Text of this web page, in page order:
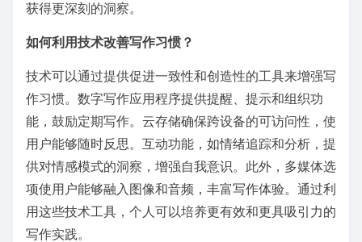
获得更深刻的洞察。
如何利用技术改善写作习惯？
技术可以通过提供促进一致性和创造性的工具来增强写
作习惯。数字写作应用程序提供提醒、提示和组织功
能，鼓励定期写作。云存储确保跨设备的可访问性，使
用户能够随时反思。互动功能，如情绪追踪和分析，提
供对情感模式的洞察，增强自我意识。此外，多媒体选
项使用户能够融入图像和音频，丰富写作体验。通过利
用这些技术工具，个人可以培养更有效和更具吸引力的
写作实践。